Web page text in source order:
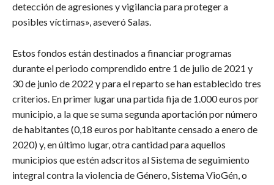
detección de agresiones y vigilancia para proteger a
posibles víctimas», aseveró Salas.
Estos fondos están destinados a financiar programas
durante el periodo comprendido entre 1 de julio de 2021 y
30 de junio de 2022 y para el reparto se han establecido tres
criterios. En primer lugar una partida fija de 1.000 euros por
municipio, a la que se suma segunda aportación por número
de habitantes (0,18 euros por habitante censado a enero de
2020) y, en último lugar, otra cantidad para aquellos
municipios que estén adscritos al Sistema de seguimiento
integral contra la violencia de Género, Sistema VioGén, o